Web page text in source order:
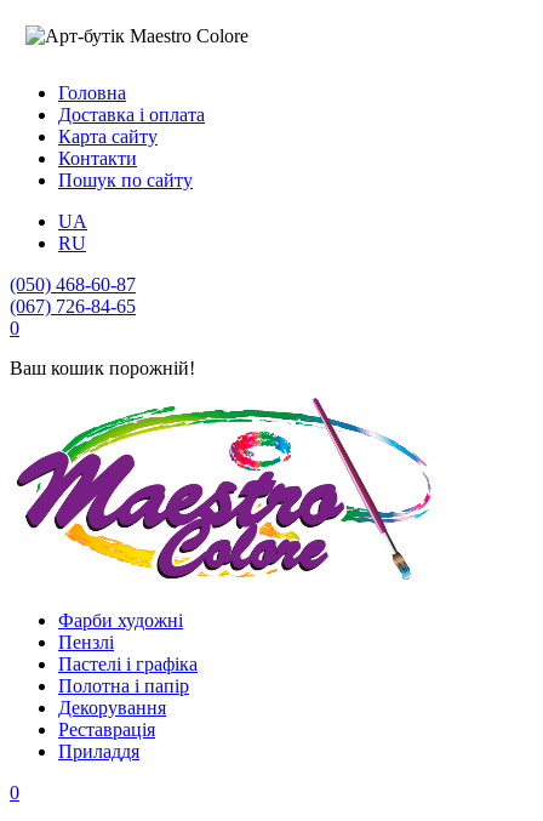
Головна
Доставка і оплата
Карта сайту
Контакти
Пошук по сайту
UA
RU
(050) 468-60-87
(067) 726-84-65
0
Ваш кошик порожній!
Фарби художні
Пензлі
Пастелі і графіка
Полотна і папір
Декорування
Реставрація
Приладдя
0